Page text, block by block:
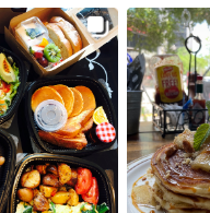
20:00 📅
⚠️加
上面有特
友善空間 超
的麵是用蔬菜做
餐應該吃滿多蔬
胸肉很好吃不會
奶昔是我後來加
很讓我驚艷欸超
次再訪一定會再